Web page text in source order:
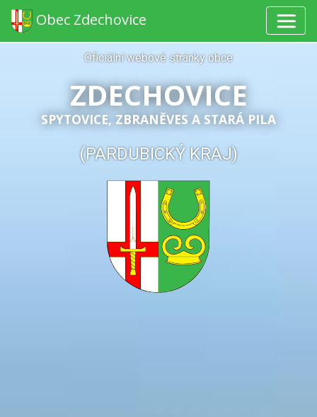
Obec Zdechovice
Oficiální webové stránky obce
ZDECHOVICE
SPYTOVICE, ZBRANĚVES A STARÁ PILA
(PARDUBICKÝ KRAJ)